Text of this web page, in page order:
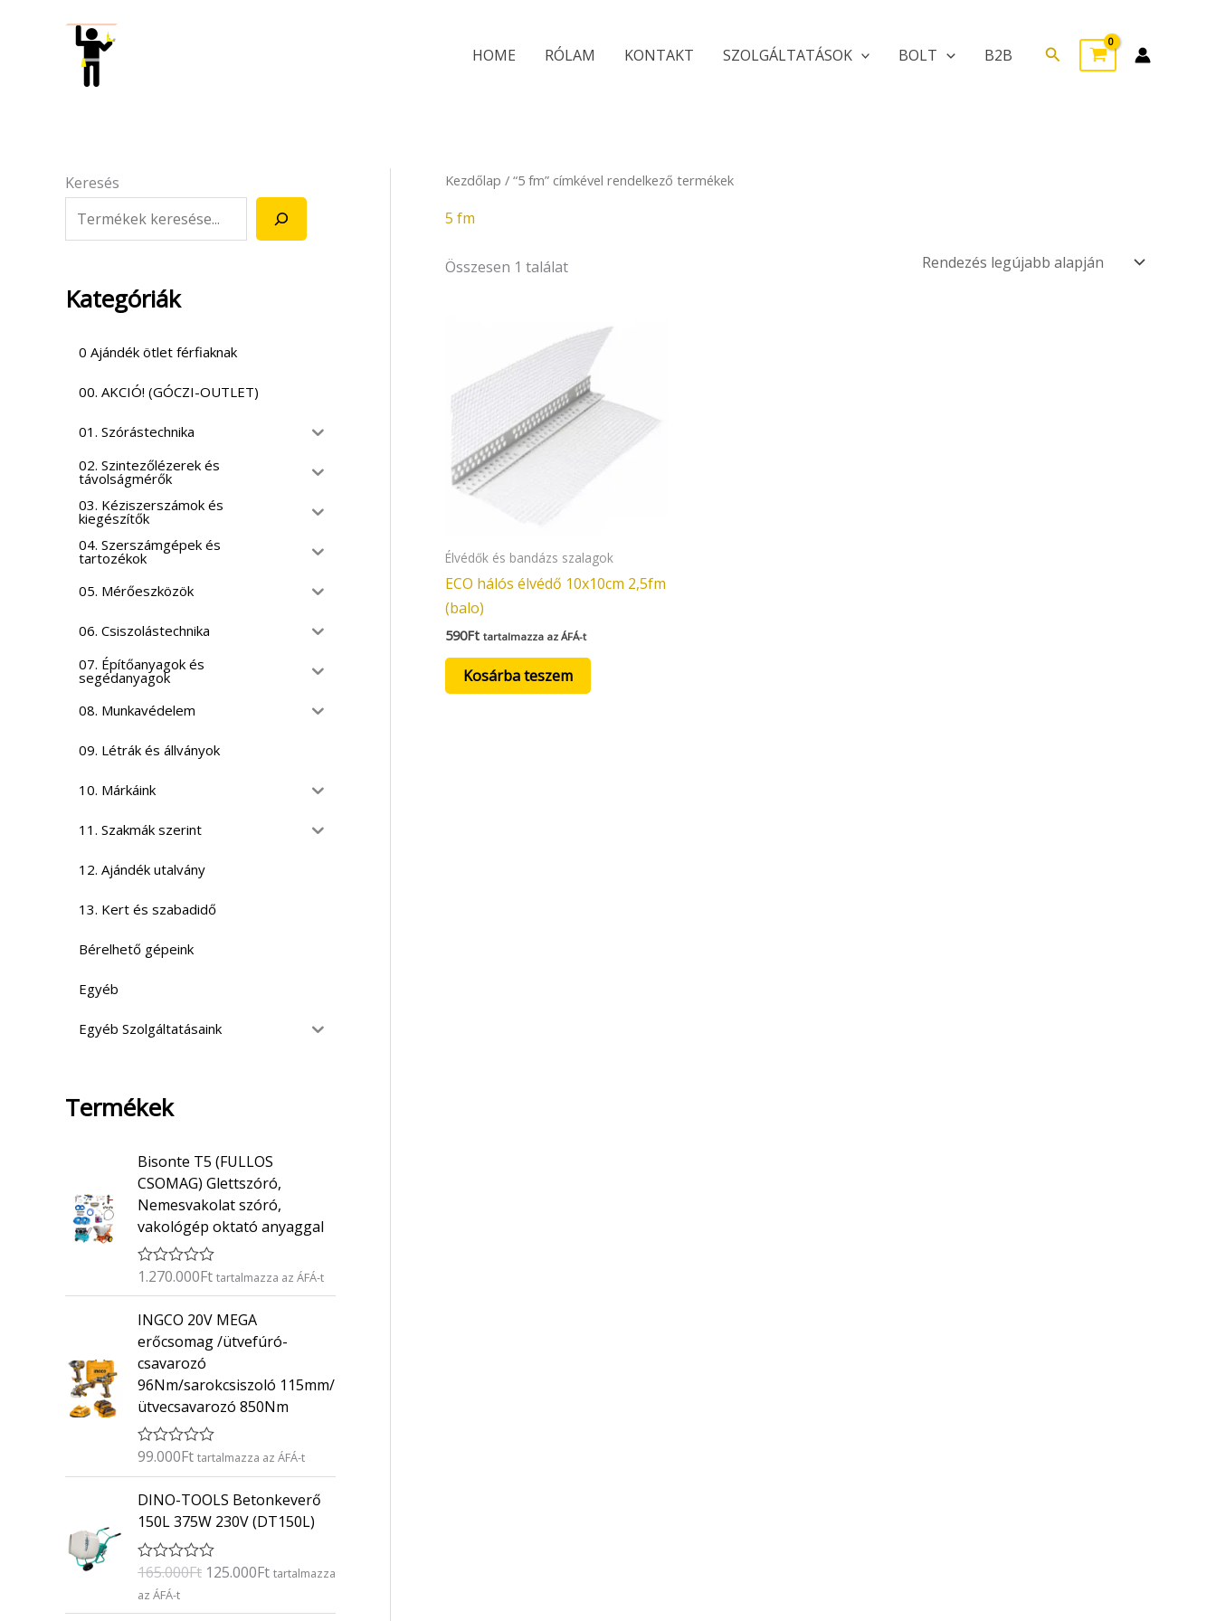
HOME RÓLAM KONTAKT SZOLGÁLTATÁSOK BOLT B2B Search
Keresés
Kategóriák
0 Ajándék ötlet férfiaknak
00. AKCIÓ! (GÓCZI-OUTLET)
01. Szórástechnika
02. Szintezőlézerek és
távolságmérők
03. Kéziszerszámok és
kiegészítők
04. Szerszámgépek és
tartozékok
05. Mérőeszközök
06. Csiszolástechnika
07. Építőanyagok és
segédanyagok
08. Munkavédelem
09. Létrák és állványok
10. Márkáink
11. Szakmák szerint
12. Ajándék utalvány
13. Kert és szabadidő
Bérelhető gépeink
Egyéb
Egyéb Szolgáltatásaink
Termékek
Bisonte T5 (FULLOS
CSOMAG) Glettszóró,
Nemesvakolat szóró,
vakológép oktató anyaggal
É
é
e
l
é
s
:
/
5
1.270.000Ft tartalmazza az ÁFÁ-t
INGCO 20V MEGA
erőcsomag /ütvefúró-
csavarozó
96Nm/sarokcsiszoló 115mm/
ütvecsavarozó 850Nm
É
é
k
e
é
s
0
/
99.000Ft tartalmazza az ÁFÁ-t
DINO-TOOLS Betonkeverő
150L 375W 230V (DT150L)
É
t
é
165.000Ft
O
r
g
125.000Ft
C
u
etartalmazza
az ÁFÁ-t
Kezdőlap / “5 fm” címkével rendelkező termékek
5 fm
Összesen 1 találat
Élvédők és bandázs szalagok
ECO hálós élvédő 10x10cm 2,5fm
(balo)
590Ft tartalmazza az ÁFÁ-t
Kosárba teszem